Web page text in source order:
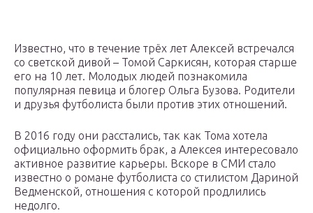
Известно, что в течение трёх лет Алексей встречался
со светской дивой – Томой Саркисян, которая старше
его на 10 лет. Молодых людей познакомила
популярная певица и блогер Ольга Бузова. Родители
и друзья футболиста были против этих отношений.
В 2016 году они расстались, так как Тома хотела
официально оформить брак, а Алексея интересовало
активное развитие карьеры. Вскоре в СМИ стало
известно о романе футболиста со стилистом Дариной
Ведменской, отношения с которой продлились
недолго.